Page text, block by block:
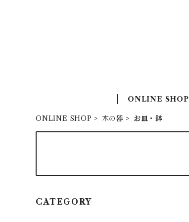
ONLINE SHOP
ONLINE SHOP 木の器 お皿・鉢
CATEGORY